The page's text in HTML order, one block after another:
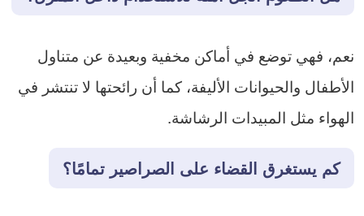
نعم، فهي توضع في أماكن مخفية وبعيدة عن متناول
الأطفال والحيوانات الأليفة، كما أن رائحتها لا تنتشر في
الهواء مثل المبيدات الرشاشة.
كم يستغرق القضاء على الصراصير تمامًا؟